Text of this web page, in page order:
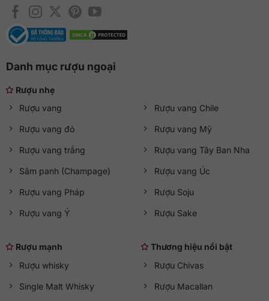
Danh mục rượu ngoại
Rượu nhẹ
Rượu vang
Rượu vang đỏ
Rượu vang trắng
Sâm panh (Champage)
Rượu vang Pháp
Rượu vang Ý
Rượu vang Chile
Rượu vang Mỹ
Rượu vang Tây Ban Nha
Rượu vang Úc
Rượu Soju
Rượu Sake
Rượu mạnh
Rượu whisky
Single Malt Whisky
Thương hiệu nổi bật
Rượu Chivas
Rượu Macallan